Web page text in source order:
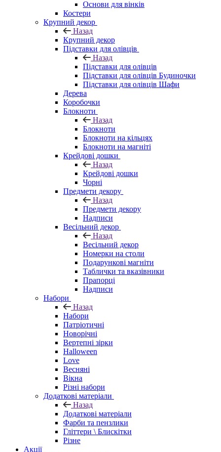
Основи для вінків
Костери
Крупний декор
Назад
Крупний декор
Підставки для олівців
Назад
Підставки для олівців
Підставки для олівців Будиночки
Підставки для олівців Шафи
Дерева
Коробочки
Блокноти
Назад
Блокноти
Блокноти на кільцях
Блокноти на магніті
Крейдові дошки
Назад
Крейдові дошки
Чорні
Предмети декору
Назад
Предмети декору
Надписи
Весільний декор
Назад
Весільний декор
Номерки на столи
Подарункові магніти
Таблички та вказівники
Прапорці
Надписи
Набори
Назад
Набори
Патріотичні
Новорічні
Вертепні зірки
Halloween
Love
Весняні
Вікна
Різні набори
Додаткові матеріали
Назад
Додаткові матеріали
Фарби та пензлики
Гліттери \ Блискітки
Різне
Акції